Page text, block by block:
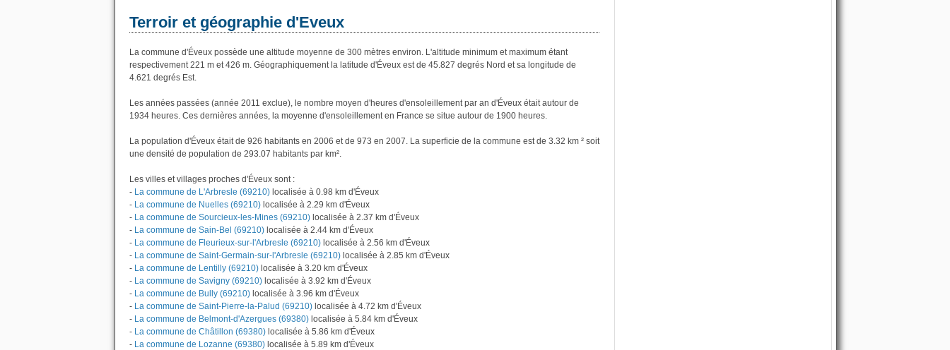
Terroir et géographie d'Eveux
La commune d'Éveux possède une altitude moyenne de 300 mètres environ. L'altitude minimum et maximum étant
respectivement 221 m et 426 m. Géographiquement la latitude d'Éveux est de 45.827 degrés Nord et sa longitude de
4.621 degrés Est.
Les années passées (année 2011 exclue), le nombre moyen d'heures d'ensoleillement par an d'Éveux était autour de
1934 heures. Ces dernières années, la moyenne d'ensoleillement en France se situe autour de 1900 heures.
La population d'Éveux était de 926 habitants en 2006 et de 973 en 2007. La superficie de la commune est de 3.32 km ² soit
une densité de population de 293.07 habitants par km².
Les villes et villages proches d'Éveux sont :
- La commune de L'Arbresle (69210) localisée à 0.98 km d'Éveux
- La commune de Nuelles (69210) localisée à 2.29 km d'Éveux
- La commune de Sourcieux-les-Mines (69210) localisée à 2.37 km d'Éveux
- La commune de Sain-Bel (69210) localisée à 2.44 km d'Éveux
- La commune de Fleurieux-sur-l'Arbresle (69210) localisée à 2.56 km d'Éveux
- La commune de Saint-Germain-sur-l'Arbresle (69210) localisée à 2.85 km d'Éveux
- La commune de Lentilly (69210) localisée à 3.20 km d'Éveux
- La commune de Savigny (69210) localisée à 3.92 km d'Éveux
- La commune de Bully (69210) localisée à 3.96 km d'Éveux
- La commune de Saint-Pierre-la-Palud (69210) localisée à 4.72 km d'Éveux
- La commune de Belmont-d'Azergues (69380) localisée à 5.84 km d'Éveux
- La commune de Châtillon (69380) localisée à 5.86 km d'Éveux
- La commune de Lozanne (69380) localisée à 5.89 km d'Éveux